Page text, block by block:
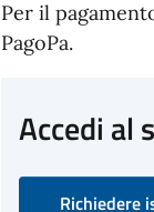
Per il
PagoPa.
Accedi al
Richiedere